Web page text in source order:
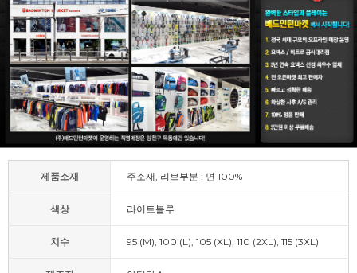
제품소재 주소재, 리브부분 : 면 100%
색상 라이트블루
치수 95 (M), 100 (L), 105 (XL), 110 (2XL), 115 (3XL)